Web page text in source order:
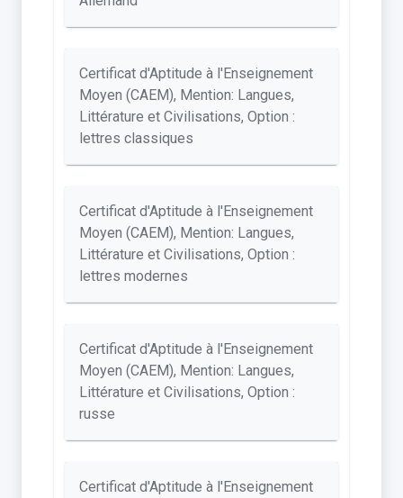
Certificat d'Aptitude à l'Enseignement
Moyen (CAEM), Mention: Langues,
Littérature et Civilisations, Option :
lettres classiques
Certificat d'Aptitude à l'Enseignement
Moyen (CAEM), Mention: Langues,
Littérature et Civilisations, Option :
lettres modernes
Certificat d'Aptitude à l'Enseignement
Moyen (CAEM), Mention: Langues,
Littérature et Civilisations, Option :
russe
Certificat d'Aptitude à l'Enseignement